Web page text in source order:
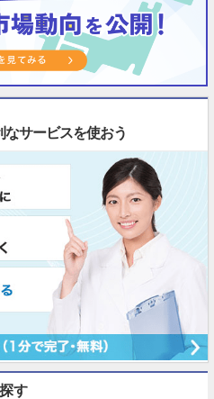
サービスを使おう
す